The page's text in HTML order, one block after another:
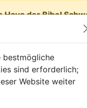
Haus der Bibel
bestmögliche
sind erforderlich;
Website weiter